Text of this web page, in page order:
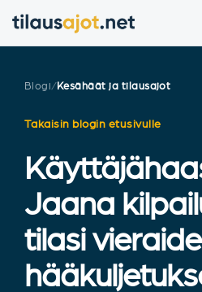
Blogi/Kesähäät ja tilausajot
Takaisin blogin etusivulle
Jaana
tilasi